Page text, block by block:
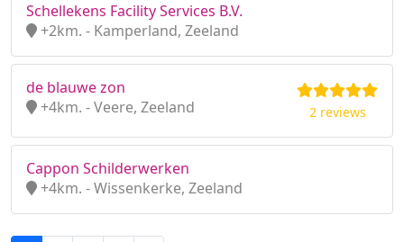
Schellekens Facility Services B.V.
+2km. - Kamperland, Zeeland
de blauwe zon
+4km. - Veere, Zeeland
2 reviews
Cappon Schilderwerken
+4km. - Wissenkerke, Zeeland